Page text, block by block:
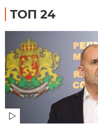
ТОП 24